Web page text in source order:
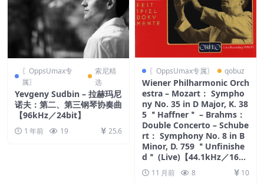
〖OppsUmax专
属〗
索尼精
选
Yevgeny Sudbin – 拉赫玛尼
诺夫：第二、第三钢琴协奏曲
【96kHz／24bit】
1 年前 19 25.6
〖OppsUmax专属〗 qobuz
Wiener Philharmonic Orch
estra – Mozart： Sympho
ny No. 35 in D Major, K. 38
5 ＂Haffner＂ – Brahms：
Double Concerto – Schube
rt： Symphony No. 8 in B
Minor, D. 759 ＂Unfinishe
d＂ (Live)【44.1kHz／16bi
t】英国区
11 月前 8 10